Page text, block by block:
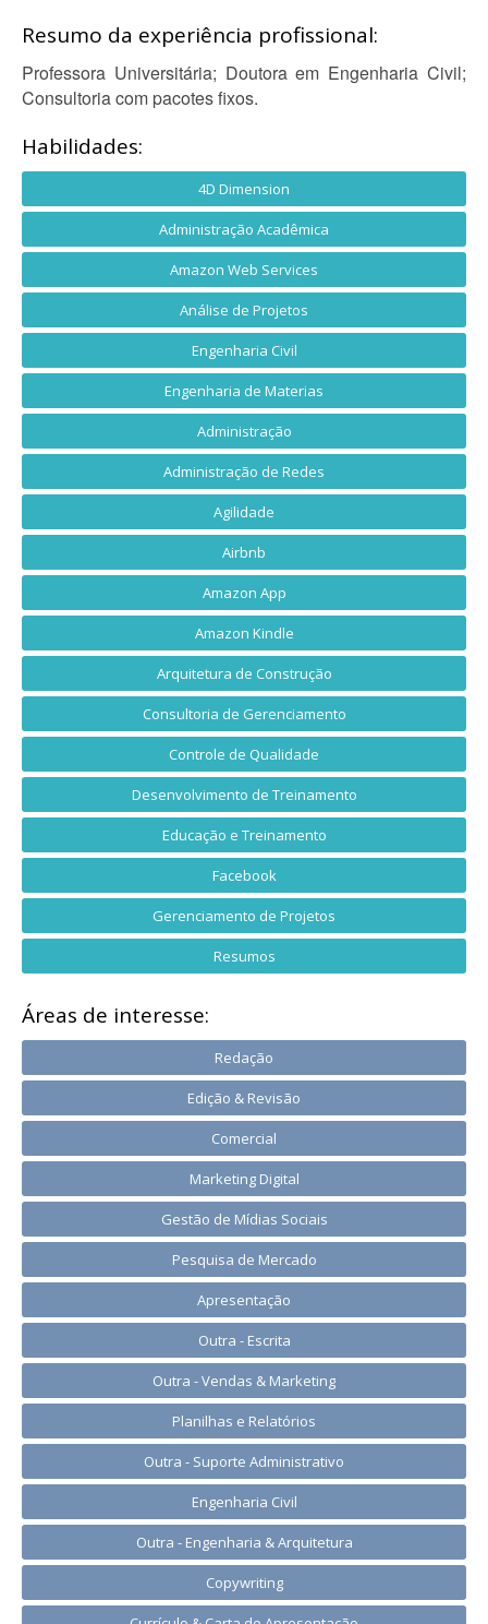
Resumo da experiência profissional:
Professora Universitária; Doutora em Engenharia Civil;
Consultoria com pacotes fixos.
Habilidades:
4D Dimension
Administração Acadêmica
Amazon Web Services
Análise de Projetos
Engenharia Civil
Engenharia de Materias
Administração
Administração de Redes
Agilidade
Airbnb
Amazon App
Amazon Kindle
Arquitetura de Construção
Consultoria de Gerenciamento
Controle de Qualidade
Desenvolvimento de Treinamento
Educação e Treinamento
Facebook
Gerenciamento de Projetos
Resumos
Áreas de interesse:
Redação
Edição & Revisão
Comercial
Marketing Digital
Gestão de Mídias Sociais
Pesquisa de Mercado
Apresentação
Outra - Escrita
Outra - Vendas & Marketing
Planilhas e Relatórios
Outra - Suporte Administrativo
Engenharia Civil
Outra - Engenharia & Arquitetura
Copywriting